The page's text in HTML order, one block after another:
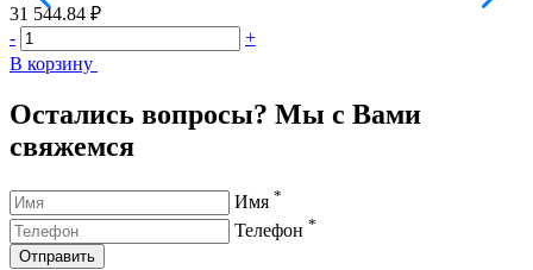
31 544.84 ₽
-
+
В корзину
Остались вопросы? Мы с Вами
свяжемся
Имя *
Телефон *
Отправить